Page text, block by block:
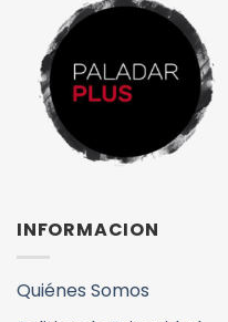
INFORMACION
Quiénes Somos